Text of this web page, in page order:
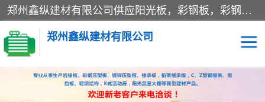
郑州鑫纵建材有限公司供应阳光板，彩钢板，彩钢钢构工程是一家集生产销售租赁安装于一体的企业，主要生产PC采光板，耐力板，仿古琉璃采光板，岩棉板、彩钢压型板、镀锌压型板、桁架楼承板，C、Z型钢檩条、围挡板、轻钢结构，阳光温室大棚等新型建材产品。公司旗下有多台移动式高空压瓦机租赁，承接全国各地业务，专业对外租赁各种型号压瓦机。
郑州鑫纵建材有限公司